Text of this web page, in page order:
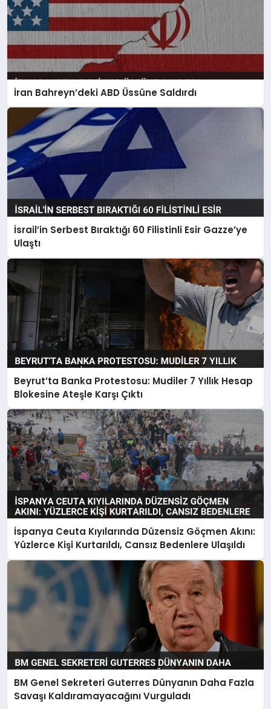
İran Bahreyn’deki ABD Üssüne Saldırdı
İsrail’in Serbest Bıraktığı 60 Filistinli Esir Gazze’ye
Ulaştı
Beyrut’ta Banka Protestosu: Mudiler 7 Yıllık Hesap
Blokesine Ateşle Karşı Çıktı
İspanya Ceuta Kıyılarında Düzensiz Göçmen Akını:
Yüzlerce Kişi Kurtarıldı, Cansız Bedenlere Ulaşıldı
BM Genel Sekreteri Guterres Dünyanın Daha Fazla
Savaşı Kaldıramayacağını Vurguladı